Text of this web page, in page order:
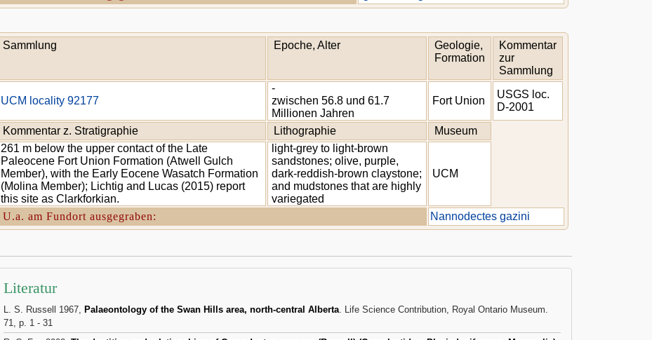
Sammlung Epoche, Alter
Geologie,
Formation
Kommentar
zur
Sammlung
UCM locality 92177
-
zwischen 56.8 und 61.7
Millionen Jahren
Fort Union
USGS loc.
D-2001
Kommentar z. Stratigraphie
Lithographie
Museum
261 m below the upper contact of the Late
Paleocene Fort Union Formation (Atwell Gulch
Member), with the Early Eocene Wasatch Formation
(Molina Member); Lichtig and Lucas (2015) report
this site as Clarkforkian.
light-grey to light-brown
sandstones; olive, purple,
dark-reddish-brown claystone;
and mudstones that are highly
variegated
UCM
U.a. am Fundort ausgegraben: Nannodectes gazini
Literatur
L. S. Russell 1967, Palaeontology of the Swan Hills area, north-central Alberta. Life Science Contribution, Royal Ontario Museum.
71, p. 1 - 31